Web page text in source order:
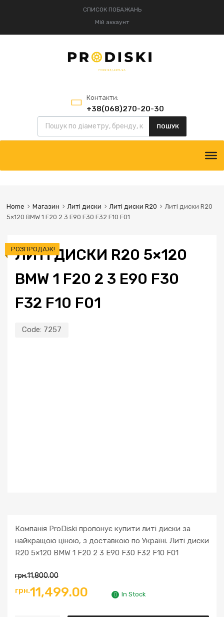
СПИСОК ПОБАЖАНЬ
Мій аккаунт
Контакти:
+38(068)270-20-30
+38(095)834-52-75
ПОШУК
Home Магазин Литі диски Литі диски R20
Литі диски R20
5×120 BMW 1 F20 2 3 E90 F30 F32 F10 F01
ЛИТІ ДИСКИ R20 5×120
BMW 1 F20 2 3 E90 F30
F32 F10 F01
Code: 7257
РОЗПРОДАЖ!
Компанія ProDiski пропонує купити литі диски за
найкращою ціною, з доставкою по Україні. Литі диски
R20 5×120 BMW 1 F20 2 3 E90 F30 F32 F10 F01
грн.11,800.00
грн.11,499.00 In Stock